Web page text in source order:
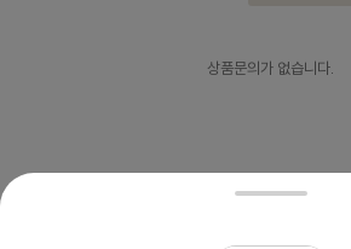
상품문의가 없습니다.